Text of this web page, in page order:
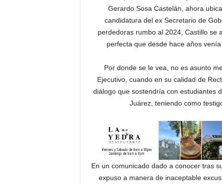
Gerardo Sosa Castelán, ahora
candidatura del ex Secretario de
perdedoras rumbo al 2024, Castillo se
perfecta que desde hace años
Por donde se le vea, no es asunto
Ejecutivo, cuando en su calidad de
diálogo que sostendría con estudiantes
Juárez, teniendo como
En un comunicado dado a conocer tras
expuso a manera de inaceptable